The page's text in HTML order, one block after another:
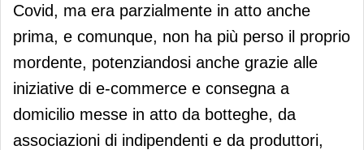
Covid, ma era parzialmente in atto anche
prima, e comunque, non ha più perso il proprio
mordente, potenziandosi anche grazie alle
iniziative di e-commerce e consegna a
domicilio messe in atto da botteghe, da
associazioni di indipendenti e da produttori,